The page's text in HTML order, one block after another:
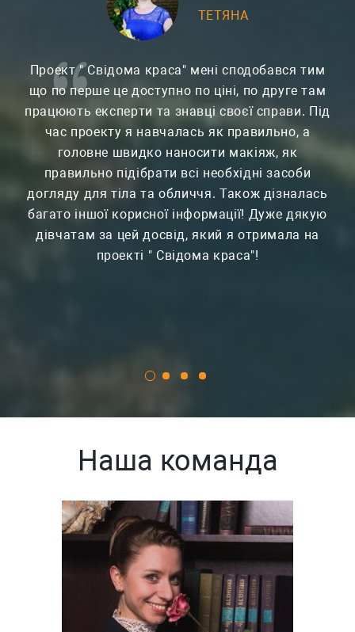
ТЕТЯНА
Проект " Свідома краса" мені сподобався тим
що по перше це доступно по ціні, по друге там
працюють експерти та знавці своєї справи. Під
час проекту я навчалась як правильно, а
головне швидко наносити макіяж, як
правильно підібрати всі необхідні засоби
догляду для тіла та обличчя. Також дізналась
багато іншої корисної інформації! Дуже дякую
дівчатам за цей досвід, який я отримала на
проекті " Свідома краса"!
Наша команда